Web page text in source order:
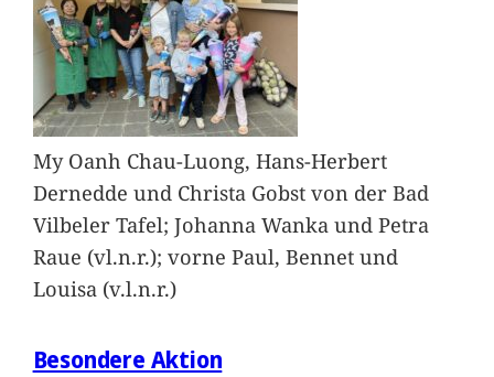
My Oanh Chau-Luong, Hans-Herbert
Dernedde und Christa Gobst von der Bad
Vilbeler Tafel; Johanna Wanka und Petra
Raue (vl.n.r.); vorne Paul, Bennet und
Louisa (v.l.n.r.)
Besondere Aktion